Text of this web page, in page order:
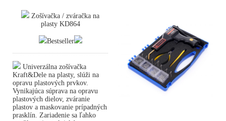
Zošívačka / zváračka na
plasty KD864
Bestseller
Univerzálna zošívačka
Kraft&Dele na plasty, slúži na
opravu plastových prvkov.
Vynikajúca súprava na opravu
plastových dielov, zváranie
plastov a maskovanie prípadných
prasklín. Zariadenie sa ľahko